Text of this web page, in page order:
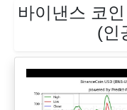
바이낸스 코
(인